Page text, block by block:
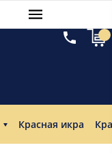
Красная икра